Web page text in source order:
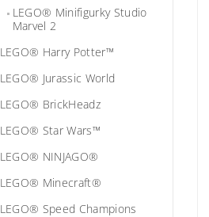
LEGO® Minifigurky Studio
Marvel 2
LEGO® Harry Potter™
LEGO® Jurassic World
LEGO® BrickHeadz
LEGO® Star Wars™
LEGO® NINJAGO®
LEGO® Minecraft®
LEGO® Speed Champions